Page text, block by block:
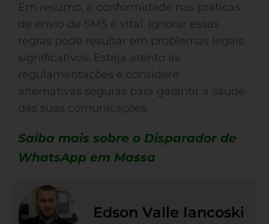
Em resumo, a conformidade nas práticas
de envio de SMS é vital. Ignorar essas
regras pode resultar em problemas legais
significativos. Esteja atento às
regulamentações e considere
alternativas seguras para garantir a saúde
das suas comunicações.
Saiba mais sobre o Disparador de
WhatsApp em Massa
Edson Valle Iancoski